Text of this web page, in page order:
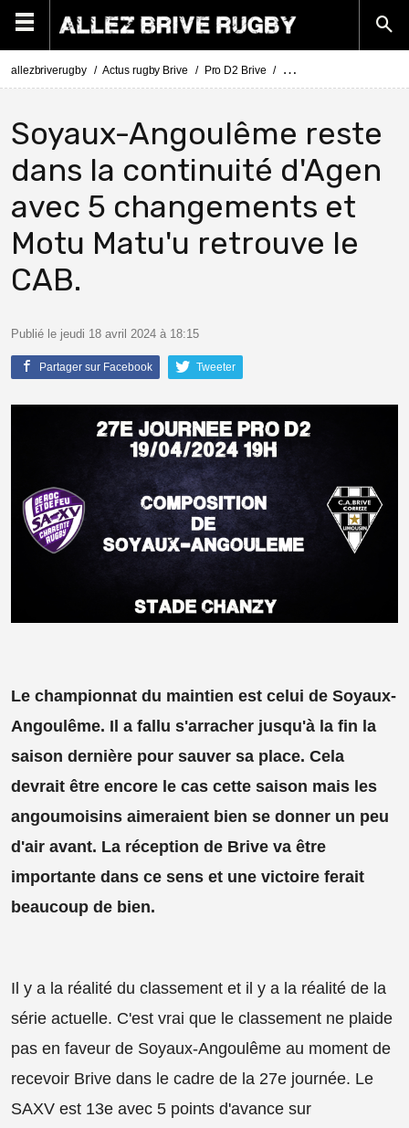
allezbriverugby Actus rugby Brive Pro D2 Brive Pro D2 Soyaux-
Soyaux-Angoulême reste
dans la continuité d'Agen
avec 5 changements et
Motu Matu'u retrouve le
CAB.
Publié le jeudi 18 avril 2024 à 18:15
Partager sur Facebook Tweeter
Le championnat du maintien est celui de Soyaux-
Angoulême. Il a fallu s'arracher jusqu'à la fin la
saison dernière pour sauver sa place. Cela
devrait être encore le cas cette saison mais les
angoumoisins aimeraient bien se donner un peu
d'air avant. La réception de Brive va être
importante dans ce sens et une victoire ferait
beaucoup de bien.
Il y a la réalité du classement et il y a la réalité de la
série actuelle. C'est vrai que le classement ne plaide
pas en faveur de Soyaux-Angoulême au moment de
recevoir Brive dans le cadre de la 27e journée. Le
SAXV est 13e avec 5 points d'avance sur